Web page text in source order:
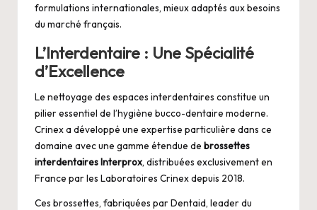
formulations internationales, mieux adaptés aux besoins
du marché français.
L’Interdentaire : Une Spécialité
d’Excellence
Le nettoyage des espaces interdentaires constitue un
pilier essentiel de l’hygiène bucco-dentaire moderne.
Crinex a développé une expertise particulière dans ce
domaine avec une gamme étendue de brossettes
interdentaires Interprox, distribuées exclusivement en
France par les Laboratoires Crinex depuis 2018.
Ces brossettes, fabriquées par Dentaid, leader du